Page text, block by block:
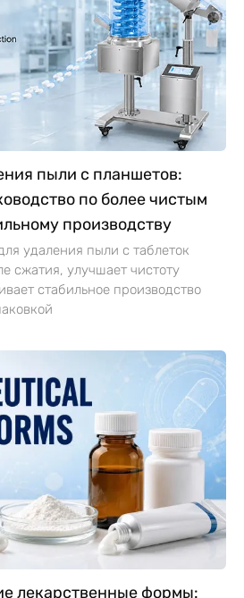
пыли с планшетов:
по более чистым
производству
удаления пыли с таблеток
сжатия, улучшает чистоту
стабильное производство
лекарственные формы: